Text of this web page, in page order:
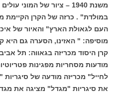
משנת 1940 – ציור של
במולדת" . כרזה של הקרן הקיימת
העם לגאולת הארץ" והאיור של
מוסיפה: " האזינו, הסערה גם היא
קרן היסוד מכריזה בגאווה: תל
מודעות מסחריות מפגינות
לחייל" מכריזה מודעה של
את סיגריות "מגדל" מציגה את